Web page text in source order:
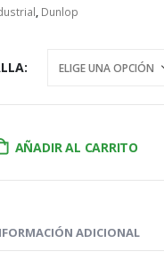
, Dunlop
AÑADIR AL CARRITO
ADICIONAL